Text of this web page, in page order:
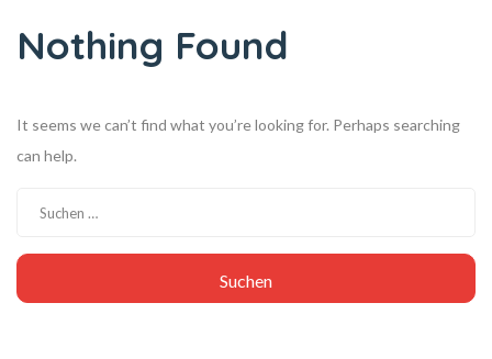
Nothing Found
It seems we can’t find what you’re looking for. Perhaps searching
can help.